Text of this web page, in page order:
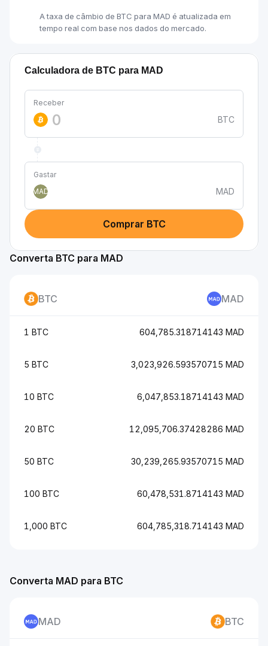
A taxa de câmbio de BTC para MAD é atualizada em
tempo real com base nos dados do mercado.
Calculadora de BTC para MAD
Receber
BTC
Gastar
MAD
MAD
Comprar BTC
Converta BTC para MAD
BTC MAD
1 BTC 604,785.318714143 MAD
5 BTC 3,023,926.593570715 MAD
10 BTC 6,047,853.18714143 MAD
20 BTC 12,095,706.37428286 MAD
50 BTC 30,239,265.93570715 MAD
100 BTC 60,478,531.8714143 MAD
1,000 BTC 604,785,318.714143 MAD
Converta MAD para BTC
MAD BTC